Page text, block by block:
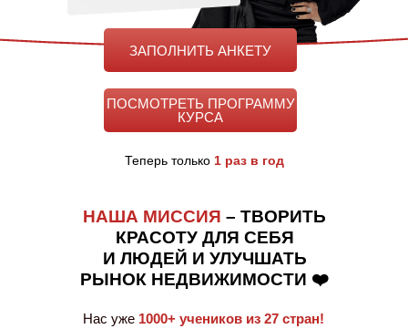
ПОСМОТРЕТЬ ПРОГРАММУ
КУРСА
ЗАПОЛНИТЬ АНКЕТУ
Теперь только1 раз в год
НАША МИССИЯ – ТВОРИТЬ
КРАСОТУ ДЛЯ СЕБЯ
И ЛЮДЕЙ И УЛУЧШАТЬ
РЫНОК НЕДВИЖИМОСТИ ❤️
Нас уже 1000+ учеников из 27 стран!